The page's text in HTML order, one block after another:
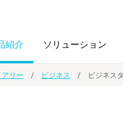
紹介 ソリューション
アリー ビジネス ビジネス